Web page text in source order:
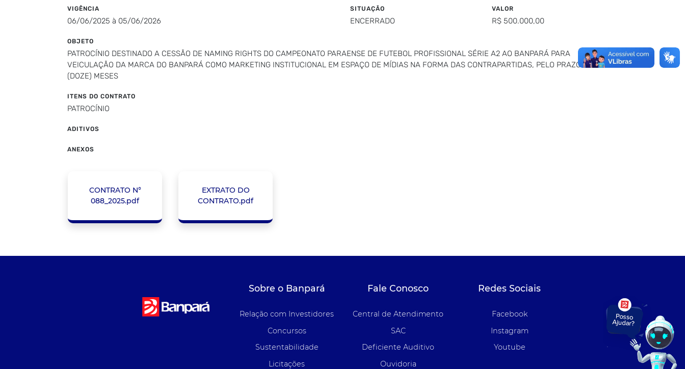
VIGÊNCIA
06/06/2025 à 05/06/2026
SITUAÇÃO
ENCERRADO
VALOR
R$ 500.000,00
OBJETO
PATROCÍNIO DESTINADO A CESSÃO DE NAMING RIGHTS DO CAMPEONATO PARAENSE DE FUTEBOL PROFISSIONAL SÉRIE A2 AO BANPARÁ PARA
VEICULAÇÃO DA MARCA DO BANPARÁ COMO MARKETING INSTITUCIONAL EM ESPAÇO DE MÍDIAS NA FORMA DAS CONTRAPARTIDAS, PELO PRAZO DE 12
(DOZE) MESES
ITENS DO CONTRATO
PATROCÍNIO
ADITIVOS
ANEXOS
CONTRATO N°
088_2025.pdf
EXTRATO DO
CONTRATO.pdf
Sobre o Banpará
Relação com Investidores
Concursos
Sustentabilidade
Licitações
Fale Conosco
Central de Atendimento
SAC
Deficiente Auditivo
Ouvidoria
Redes Sociais
Facebook
Instagram
Youtube